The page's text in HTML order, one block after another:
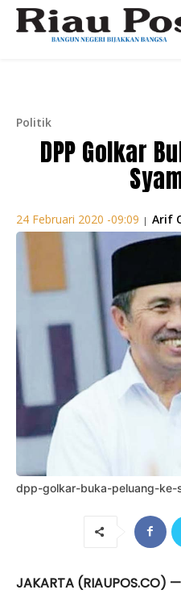
Politik
DPP Golkar
24 Februari 2020 -09:09 | Arif
dpp-golkar-buka-peluang-ke-
JAKARTA (RIAUPOS.CO)